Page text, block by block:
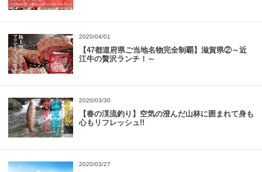
2020/04/01
【47都道府県ご当地名物完全制覇】滋賀県②～近
江牛の贅沢ランチ！～
2020/03/30
【春の渓流釣り】空気の澄んだ山林に囲まれて身も
心もリフレッシュ!!
2020/03/27